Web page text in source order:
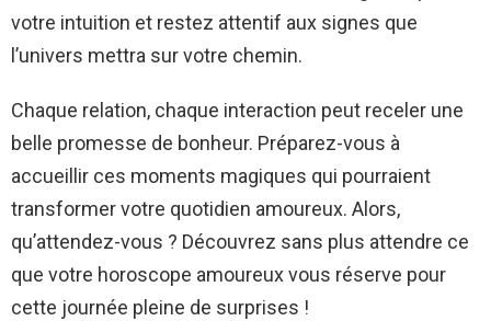
votre intuition et restez attentif aux signes que
l’univers mettra sur votre chemin.
Chaque relation, chaque interaction peut receler une
belle promesse de bonheur. Préparez-vous à
accueillir ces moments magiques qui pourraient
transformer votre quotidien amoureux. Alors,
qu’attendez-vous ? Découvrez sans plus attendre ce
que votre horoscope amoureux vous réserve pour
cette journée pleine de surprises !